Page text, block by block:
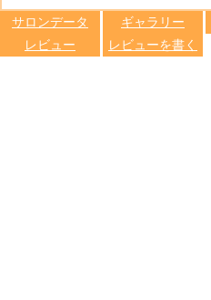
サロンデータ ギャラリー
レビュー
レビューを書く